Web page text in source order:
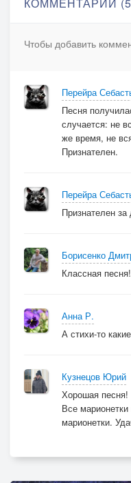
мир – театр, я
гибких
что примерили
Я сегодня
Но, зависим
Пусть по венам
до морозного
я всего-то
Чтобы добавить
Перейра
Песня
случается: не
же время, не
Признателен.
Перейра
Признателен
Борисенко
Классная
Анна Р.
А стихи-то
Кузнецов Юрий
Хорошая песня!
Все
марионетки.